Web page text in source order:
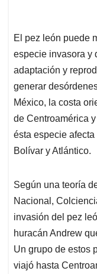
El pez león puede
especie invasora y
adaptación y
generar
México, la costa
de Centroamérica
ésta especie
Bolívar y Atlántico.
Según una teoría
Nacional,
invasión del pez
huracán Andrew
Un grupo de estos
viajó hasta